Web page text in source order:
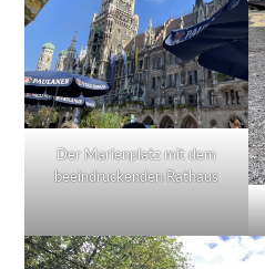
Der Marienplatz mit dem
beeindruckenden Rathaus